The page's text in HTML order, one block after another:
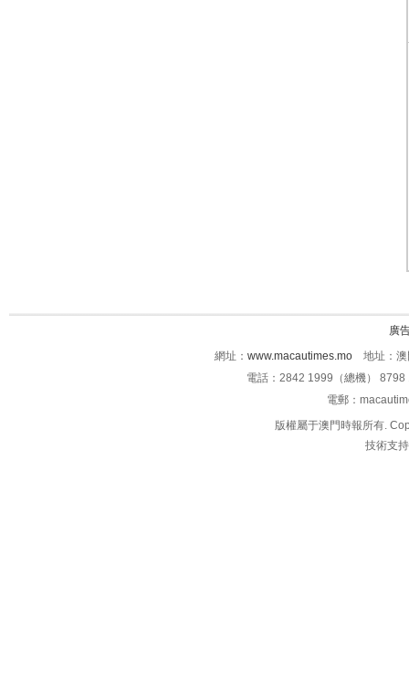
廣
網址： www.macautimes.mo 地址：澳
電話：2842 1999（總機）
電郵：
版權屬于澳門時報所有.
技術支